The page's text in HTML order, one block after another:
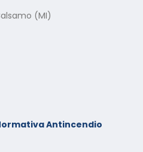
(MI)
Antincendio